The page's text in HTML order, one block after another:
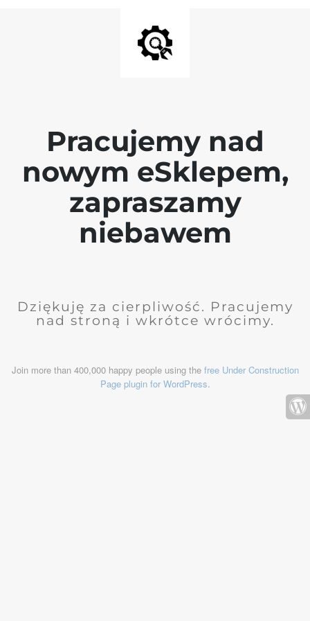
Pracujemy nad
nowym eSklepem,
zapraszamy
niebawem
Dziękuję za cierpliwość. Pracujemy
nad stroną i wkrótce wrócimy.
Join more than 400,000 happy people using the free Under Construction
Page plugin for WordPress.